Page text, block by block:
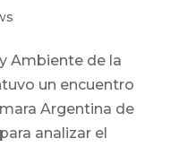
Ambiente de la
un encuentro
Argentina de
analizar el